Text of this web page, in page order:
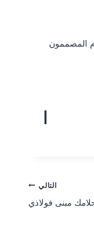
المصممون
التالي
مبنى فولاذي